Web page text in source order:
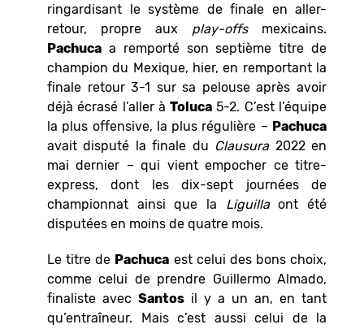
ringardisant le système de finale en aller-
retour, propre aux play-offsmexicains.
Pachuca a remporté son septième titre de
champion du Mexique, hier, en remportant la
finale retour 3-1 sur sa pelouse après avoir
déjà écrasé l’aller àToluca 5-2. C’est l’équipe
la plus offensive, la plus régulière – Pachuca
avait disputé la finale du Clausura2022 en
mai dernier – qui vient empocher ce titre-
express, dont les dix-sept journées de
championnat ainsi que la Liguillaont été
disputées en moins de quatre mois.
Le titre de Pachuca est celui des bons choix,
comme celui de prendre Guillermo Almado,
finaliste avec Santos il y a un an, en tant
qu’entraîneur. Mais c’est aussi celui de la